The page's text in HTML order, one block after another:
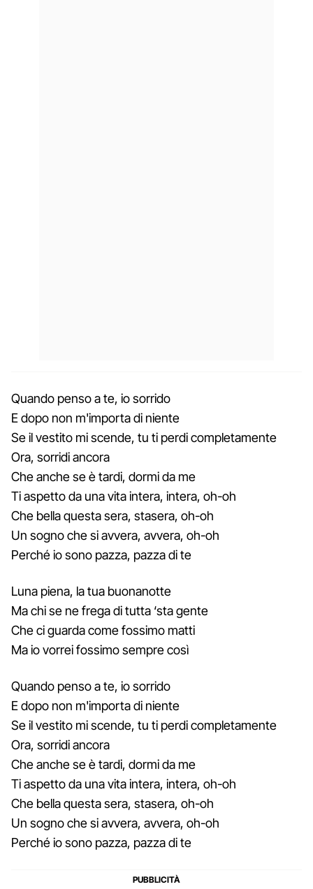
Quando penso a te, io sorrido
E dopo non m'importa di niente
Se il vestito mi scende, tu ti perdi completamente
Ora, sorridi ancora
Che anche se è tardi, dormi da me
Ti aspetto da una vita intera, intera, oh-oh
Che bella questa sera, stasera, oh-oh
Un sogno che si avvera, avvera, oh-oh
Perché io sono pazza, pazza di te
Luna piena, la tua buonanotte
Ma chi se ne frega di tutta ‘sta gente
Che ci guarda come fossimo matti
Ma io vorrei fossimo sempre così
Quando penso a te, io sorrido
E dopo non m'importa di niente
Se il vestito mi scende, tu ti perdi completamente
Ora, sorridi ancora
Che anche se è tardi, dormi da me
Ti aspetto da una vita intera, intera, oh-oh
Che bella questa sera, stasera, oh-oh
Un sogno che si avvera, avvera, oh-oh
Perché io sono pazza, pazza di te